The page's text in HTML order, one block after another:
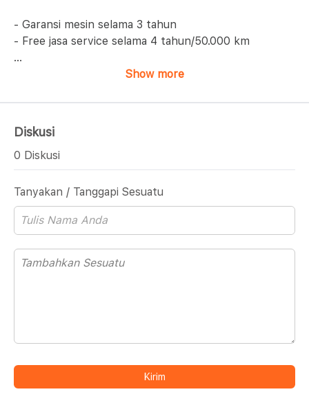
- Garansi mesin selama 3 tahun
- Free jasa service selama 4 tahun/50.000 km
...
Show more
Diskusi
0 Diskusi
Tanyakan / Tanggapi Sesuatu
Kirim